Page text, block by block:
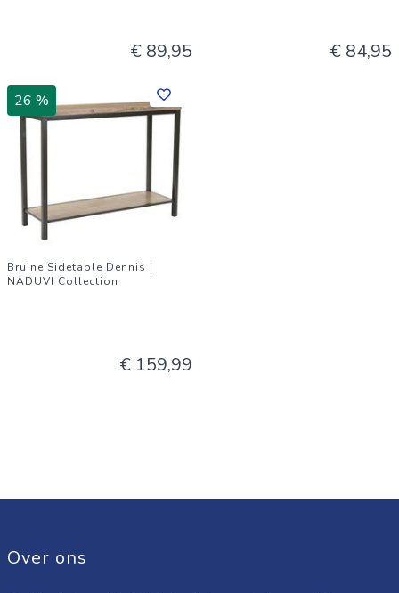
€ 89,95 € 84,95
26 %
Bruine Sidetable Dennis |
NADUVI Collection
€ 159,99
Over ons